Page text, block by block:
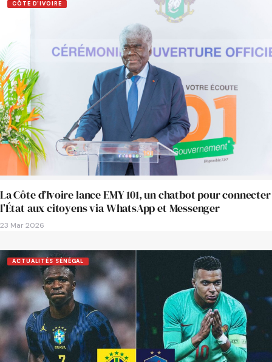
CÔTE D'IVOIRE
La Côte d’Ivoire lance EMY 101, un chatbot pour connecter
l’État aux citoyens via WhatsApp et Messenger
23 Mar 2026
ACTUALITÉS SÉNÉGAL